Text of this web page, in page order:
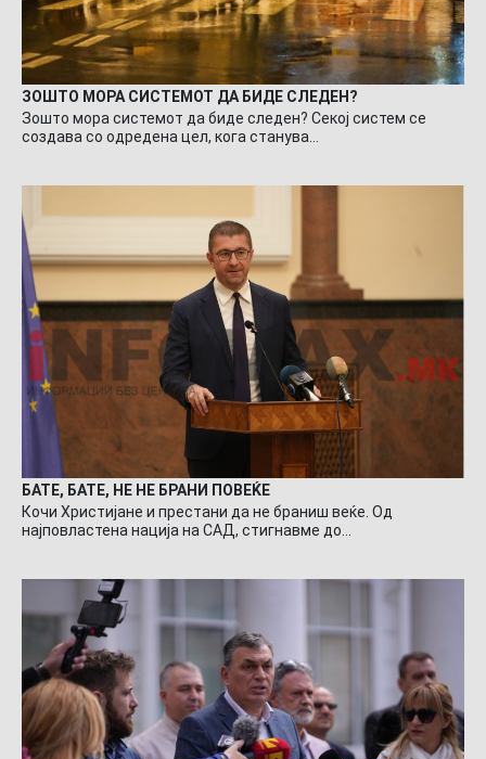
ЗОШТО МОРА СИСТЕМОТ ДА БИДЕ СЛЕДЕН?
Зошто мора системот да биде следен? Секој систем се
создава со одредена цел, кога станува…
БАТЕ, БАТЕ, НЕ НЕ БРАНИ ПОВЕЌЕ
Кочи Христијане и престани да не браниш веќе. Од
најповластена нација на САД, стигнавме до…